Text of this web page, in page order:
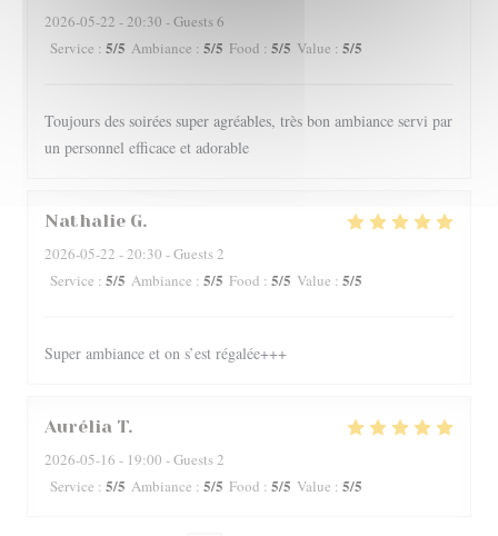
2026-05-22 - 20:30 - Guests 6
Service : 5/5 Ambiance : 5/5 Food : 5/5 Value : 5/5
Toujours des soirées super agréables, très bon ambiance servi par
un personnel efficace et adorable
Nathalie G
2026-05-22 - 20:30 - Guests 2
Service : 5/5 Ambiance : 5/5 Food : 5/5 Value : 5/5
Super ambiance et on s’est régalée+++
Aurélia T
2026-05-16 - 19:00 - Guests 2
Service : 5/5 Ambiance : 5/5 Food : 5/5 Value : 5/5